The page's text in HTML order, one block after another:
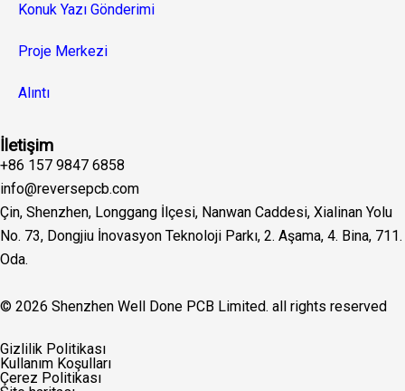
Konuk Yazı Gönderimi
Proje Merkezi
Alıntı
İletişim
+86 157 9847 6858
info@reversepcb.com
Çin, Shenzhen, Longgang İlçesi, Nanwan Caddesi, Xialinan Yolu
No. 73, Dongjiu İnovasyon Teknoloji Parkı, 2. Aşama, 4. Bina, 711.
Oda.
© 2026 Shenzhen Well Done PCB Limited. all rights reserved
Gizlilik Politikası
Kullanım Koşulları
Çerez Politikası
Español
Deutsch